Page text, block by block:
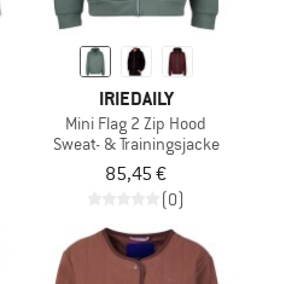
IRIEDAILY
Mini Flag 2 Zip Hood
Sweat- & Trainingsjacke
85,45 €
(0)